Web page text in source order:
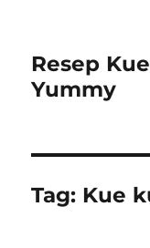
Resep
Yummy
Tag: Kue